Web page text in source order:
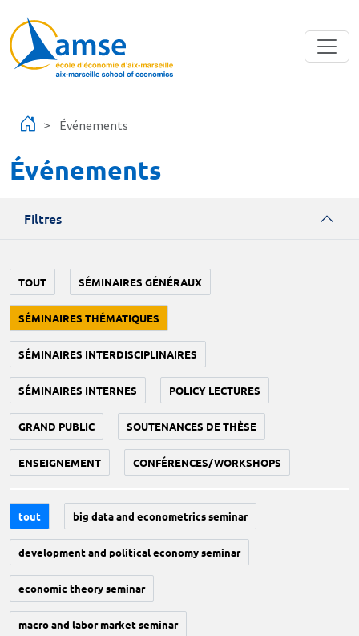
Événements
Événements
Filtres
TOUT SÉMINAIRES GÉNÉRAUX
SÉMINAIRES THÉMATIQUES
SÉMINAIRES INTERDISCIPLINAIRES
SÉMINAIRES INTERNES POLICY LECTURES
GRAND PUBLIC SOUTENANCES DE THÈSE
ENSEIGNEMENT CONFÉRENCES/WORKSHOPS
tout big data and econometrics seminar
development and political economy seminar
economic theory seminar
macro and labor market seminar